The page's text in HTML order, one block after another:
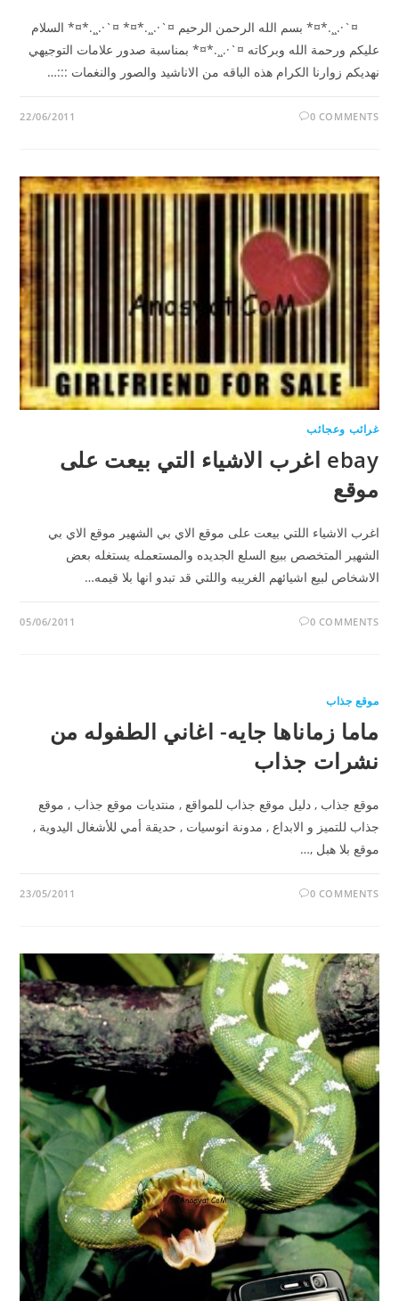
¤`·.¸¸.*¤* بسم الله الرحمن الرحيم ¤`·.¸¸.*¤* ¤`·.¸¸.*¤* السلام
عليكم ورحمة الله وبركاته ¤`·.¸¸.*¤* بمناسبة صدور علامات التوجيهي
نهديكم زوارنا الكرام هذه الباقه من الاناشيد والصور والنغمات :::…
0 COMMENTS
22/06/2011
غرائب وعجائب
ebay اغرب الاشياء التي بيعت على
موقع
اغرب الاشياء اللتي بيعت على موقع الاي بي الشهير موقع الاي بي
الشهير المتخصص ببيع السلع الجديده والمستعمله يستغله بعض
الاشخاص لبيع اشيائهم الغريبه واللتي قد تبدو انها بلا قيمه…
0 COMMENTS
05/06/2011
موقع جذاب
ماما زماناها جايه- اغاني الطفوله من
نشرات جذاب
موقع جذاب , دليل موقع جذاب للمواقع , منتديات موقع جذاب , موقع
جذاب للتميز و الابداع , مدونة انوسيات , حديقة أمي للأشغال اليدوية ,
موقع بلا هبل ,…
0 COMMENTS
23/05/2011